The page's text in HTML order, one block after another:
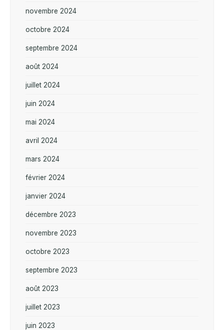
novembre 2024
octobre 2024
septembre 2024
août 2024
juillet 2024
juin 2024
mai 2024
avril 2024
mars 2024
février 2024
janvier 2024
décembre 2023
novembre 2023
octobre 2023
septembre 2023
août 2023
juillet 2023
juin 2023